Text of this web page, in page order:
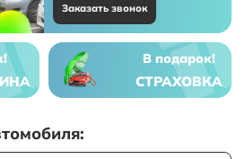
Заказать звонок
В подарок!
СТРАХОВКА